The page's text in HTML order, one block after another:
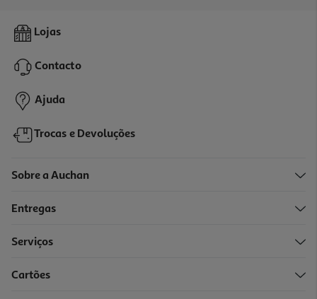
Auriculares True Wireless Qilive Q.1930 20h Azul
22,99 €
Lojas
Contacto
Ajuda
Trocas e Devoluções
Sobre a Auchan
Entregas
Serviços
Cartões